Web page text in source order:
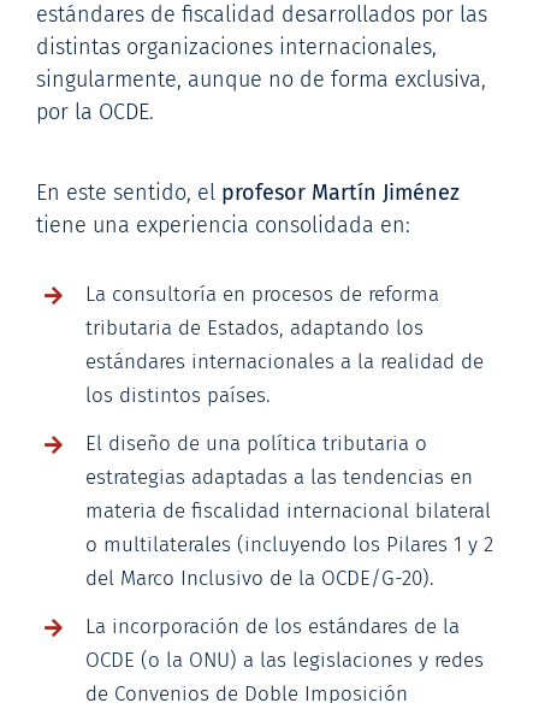
estándares de fiscalidad desarrollados por las
distintas organizaciones internacionales,
singularmente, aunque no de forma exclusiva,
por la OCDE.
En este sentido, el profesor Martín Jiménez
tiene una experiencia consolidada en:
La consultoría en procesos de reforma
tributaria de Estados, adaptando los
estándares internacionales a la realidad de
los distintos países.
El diseño de una política tributaria o
estrategias adaptadas a las tendencias en
materia de fiscalidad internacional bilateral
o multilaterales (incluyendo los Pilares 1 y 2
del Marco Inclusivo de la OCDE/G-20).
La incorporación de los estándares de la
OCDE (o la ONU) a las legislaciones y redes
de Convenios de Doble Imposición